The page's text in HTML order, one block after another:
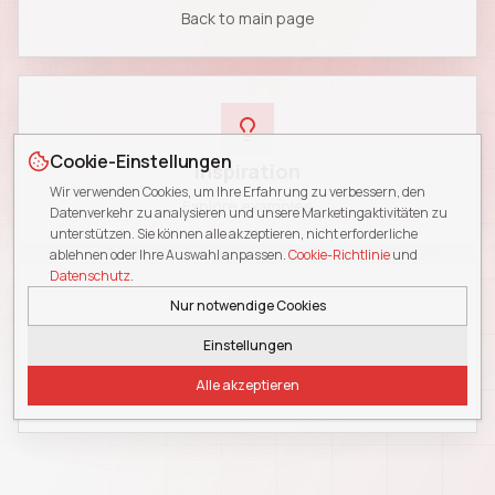
Cookie-Einstellungen
Wir verwenden Cookies, um Ihre Erfahrung zu verbessern, den
Datenverkehr zu analysieren und unsere Marketingaktivitäten zu
unterstützen. Sie können alle akzeptieren, nicht erforderliche
ablehnen oder Ihre Auswahl anpassen.Cookie-Richtlinieund
Datenschutz.
Nur notwendige Cookies
Einstellungen
Alle akzeptieren
Back to main page
Inspiration
Explore examples
Blog
Read insights